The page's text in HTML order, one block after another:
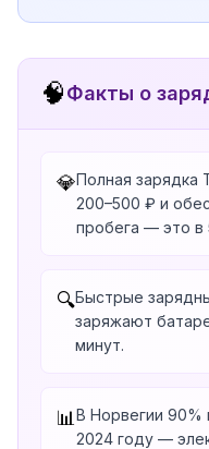
🧠Факты о
💎Полная зарядка
200–500 ₽ и
пробега — это в
🔍Быстрые
заряжают
минут.
📊 В Норвегии 90%
2024 году —